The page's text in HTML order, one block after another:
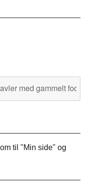
til "Min side" og